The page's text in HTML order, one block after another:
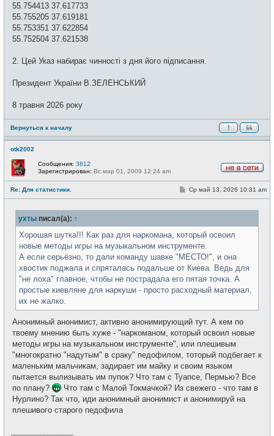
55.754413 37.617733
55.755205 37.619181
55.753351 37.622854
55.752504 37.621538
2. Цей Указ набирає чинності з дня його підписання.
Президент України В.ЗЕЛЕНСЬКИЙ
8 травня 2026 року
Вернуться к началу
otk2002
е
в
с
Сообщения: 3812
Зарегистрирован: Вс мар 01, 2009 12:24 am
Re: Для статистики.
С
б
е
н
е
Ср май 13, 2026 10:31 am
ухты писал(а): ↑
Хорошая шутка!!! Как раз для наркомана, который освоил
новые методы игры на музыкальном инструменте.
А если серьёзно, то дали команду шавке "МЕСТО!", и она
хвостик поджала и спряталась подальше от Киева. Ведь для
"не лоха" главное, чтобы не пострадала его пятая точка. А
простые киевляне для наркуши - просто расходный материал,
их не жалко.
Анонимный анонимист, активно анонимирующий тут. А кем по
твоему мнению быть хуже - "наркоманом, который освоил новые
методы игры на музыкальном инструменте", или плешивым
"многократно "надутым" в сраку" педофилом, тоторый подбегает к
маленьким мальчикам, задирает им майку и своим языком
пытается вылизывать им пупок? Что там с Туапсе, Пермью? Все
по плану?
Что там с Малой Токмачкой? Из свежего - что там в
Нурлино? Так что, иди анонимный анонимист и анонимируй на
плешивого старого педофила